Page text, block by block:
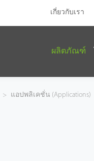
เกี่ยวกับเรา
ผลิตภัณฑ์
> แอปพลิเคชั่น (Applications)